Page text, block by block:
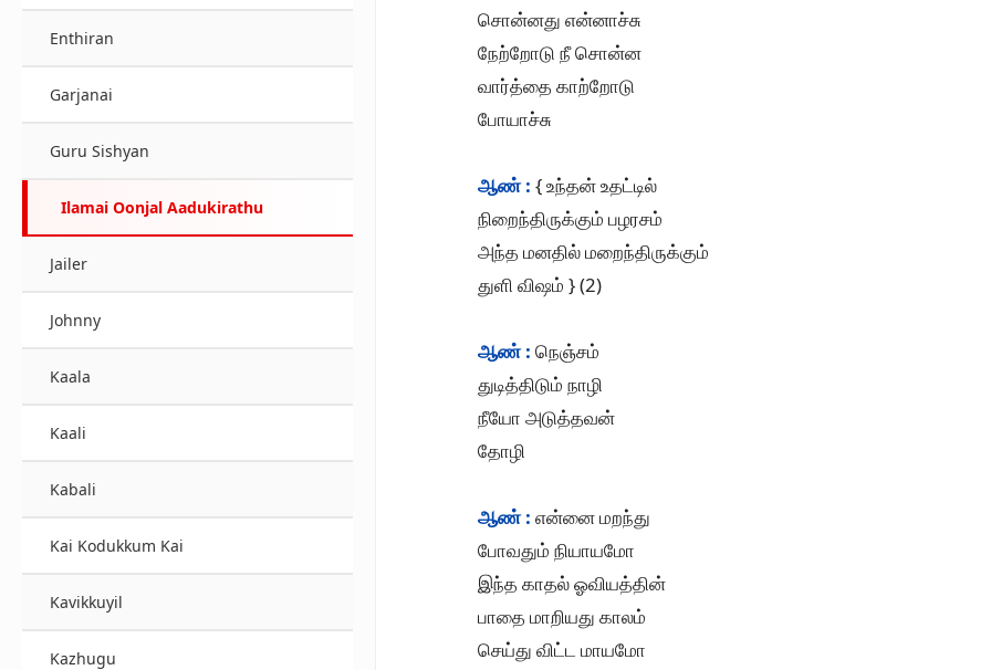
Enthiran
Garjanai
Guru Sishyan
Ilamai Oonjal Aadukirathu
Jailer
Johnny
Kaala
Kaali
Kabali
Kai Kodukkum Kai
Kavikkuyil
Kazhugu
சொன்னது என்னாச்சு
நேற்றோடு நீ சொன்ன
வார்த்தை காற்றோடு
போயாச்சு
ஆண் : { உந்தன் உதட்டில்
நிறைந்திருக்கும் பழரசம்
அந்த மனதில் மறைந்திருக்கும்
துளி விஷம் } (2)
ஆண் : நெஞ்சம்
துடித்திடும் நாழி
நீயோ அடுத்தவன்
தோழி
ஆண் : என்னை மறந்து
போவதும் நியாயமோ
இந்த காதல் ஓவியத்தின்
பாதை மாறியது காலம்
செய்து விட்ட மாயமோ